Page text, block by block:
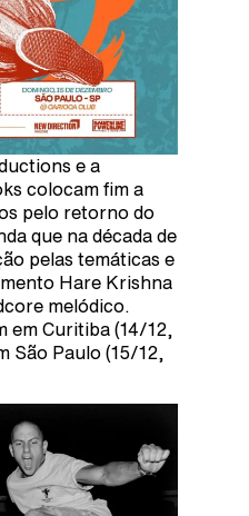
e a
colocam fim a
pelo retorno do
que na década de
pelas temáticas e
Hare Krishna
melódico.
em Curitiba (14/12,
São Paulo (15/12,